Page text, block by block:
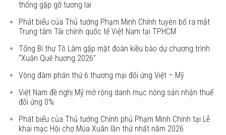
thống gặp gỡ tương lai
Phát biểu của Thủ tướng Phạm Minh Chính tuyên bố ra mắt
Trung tâm Tài chính quốc tế Việt Nam tại TPHCM
Tổng Bí thư Tô Lâm gặp mặt đoàn kiều bào dự chương trình
“Xuân Quê hương 2026”
Vòng đàm phán thứ 6 thương mại đối ứng Việt – Mỹ
Việt Nam đề nghị Mỹ mở rộng danh mục nông sản nhận thuế
đối ứng 0%
Phát biểu của Thủ tướng Chính phủ Phạm Minh Chính tại Lễ
khai mạc Hội chợ Mùa Xuân lần thứ nhất năm 2026